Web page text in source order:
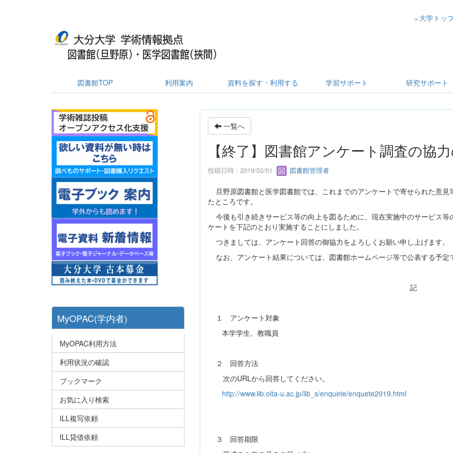
大学トッ
図書館TOP 利用案内 資料を探す・利用する 学習サポート 研究サポート
一覧へ
【終了】図書館アンケート調査の協
投稿日時 : 2019/02/01 図書館管理者
旦野原図書館と医学図書館では、これまでのアンケートで寄せられた意
たところです。
今後も引き続きサービス等の向上を図るために、現在実施中のサービス
ケートを下記のとおり実施することにしました。
つきましては、アンケート回答の御協力をよろしくお願い申し上げます。
なお、アンケート結果については、図書館ホームページ等で公表する予定
記
１ アンケート対象
本学学生、教職員
２ 回答方法
次のURLから回答してください。
http://www.lib.oita-u.ac.jp/lib_s/enquete/enquete2019.html
３ 回答期限
MyOPAC(学内者)
MyOPAC利用方法
利用状況の確認
ブックマーク
お気に入り検索
ILL複写依頼
ILL貸借依頼